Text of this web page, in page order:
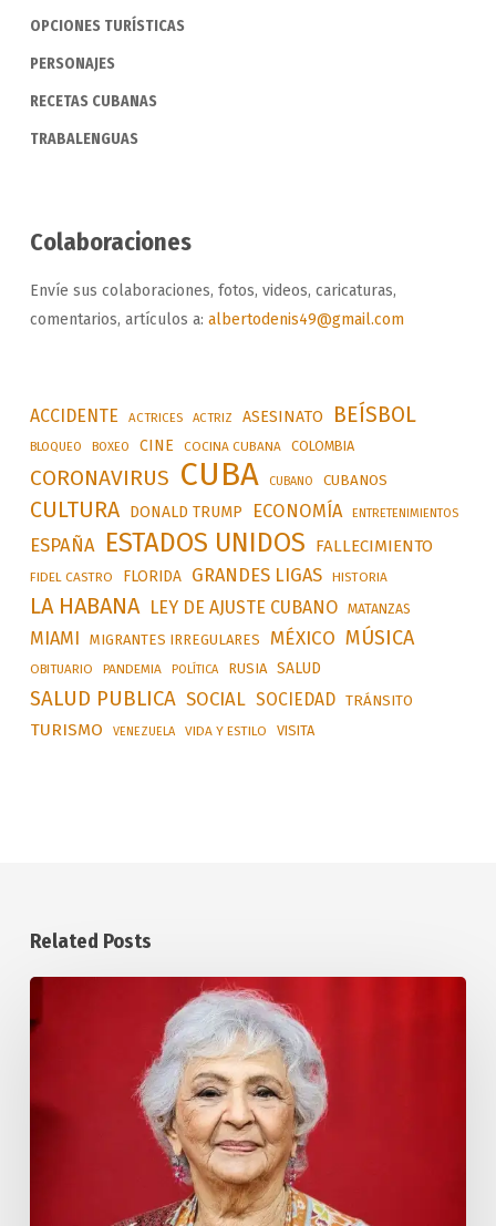
OPCIONES TURÍSTICAS
PERSONAJES
RECETAS CUBANAS
TRABALENGUAS
Colaboraciones
Envíe sus colaboraciones, fotos, videos, caricaturas,
comentarios, artículos a: albertodenis49@gmail.com
ACCIDENTE ACTRICES ACTRIZ ASESINATO BEÍSBOL
BLOQUEO BOXEO CINE COCINA CUBANA COLOMBIA
CORONAVIRUS CUBA CUBANO CUBANOS
CULTURA DONALD TRUMP ECONOMÍA ENTRETENIMIENTOS
ESPAÑA ESTADOS UNIDOS FALLECIMIENTO
FIDEL CASTRO FLORIDA GRANDES LIGAS HISTORIA
LA HABANA LEY DE AJUSTE CUBANO MATANZAS
MIAMI MIGRANTES IRREGULARES MÉXICO MÚSICA
OBITUARIO PANDEMIA POLÍTICA RUSIA SALUD
SALUD PUBLICA SOCIAL SOCIEDAD TRÁNSITO
TURISMO VENEZUELA VIDA Y ESTILO VISITA
Related Posts
en
Paula